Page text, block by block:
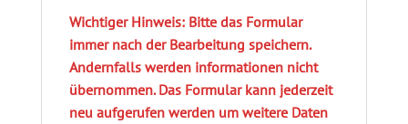
Wichtiger Hinweis: Bitte das Formular
immer nach der Bearbeitung speichern.
Andernfalls werden informationen nicht
übernommen. Das Formular kann jederzeit
neu aufgerufen werden um weitere Daten